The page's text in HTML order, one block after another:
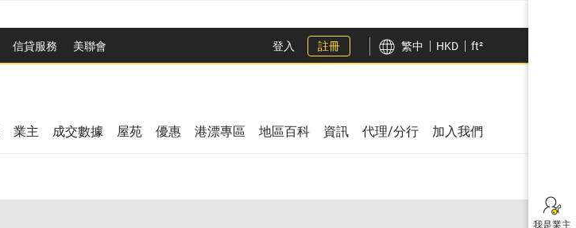
信貸服務 美聯會 登入 註冊 繁中 HKD ft²
我是業主
業主 成交數據 屋苑 優惠 港漂專區 地區百科 資訊 代理/分行 加入我們